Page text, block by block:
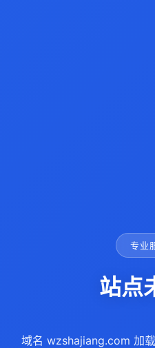
专业
站点
域名 wzshajiang.com 加